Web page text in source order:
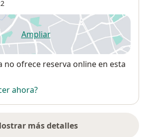
Ampliarse abre en una nueva
no ofrece reserva online en esta
ahora?
más detalles
sobre la dirección